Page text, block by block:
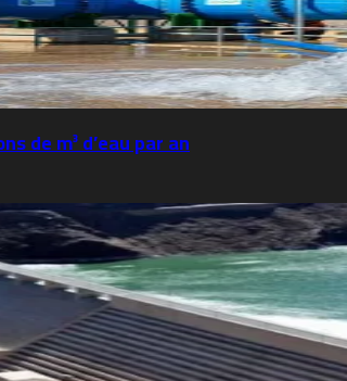
de m³ d’eau par an